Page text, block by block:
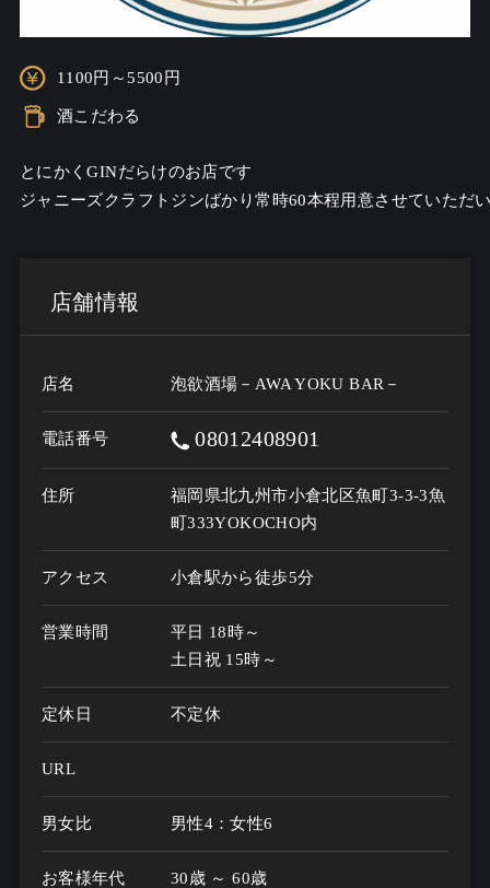
1100円～5500円
酒こだわる
とにかくGINだらけのお店です
店舗情報
店名 泡欲酒場－AWA YOKU BAR－
電話番号 08012408901
住所
福岡県北九州市小倉北区魚町3-3-3魚
町333YOKOCHO内
アクセス 小倉駅から徒歩5分
営業時間
平日 18時～
土日祝 15時～
定休日 不定休
URL
男女比 男性4：女性6
お客様年代 30歳 ～ 60歳